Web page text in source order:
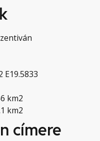
E19.5833
km2
km2
címere